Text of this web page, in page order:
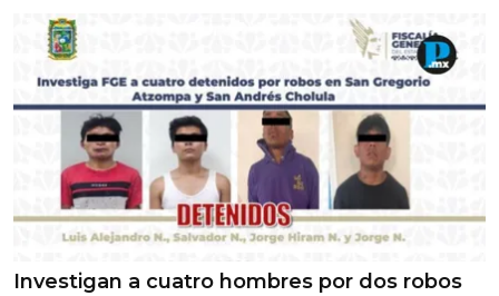
Investigan a cuatro hombres por dos robos